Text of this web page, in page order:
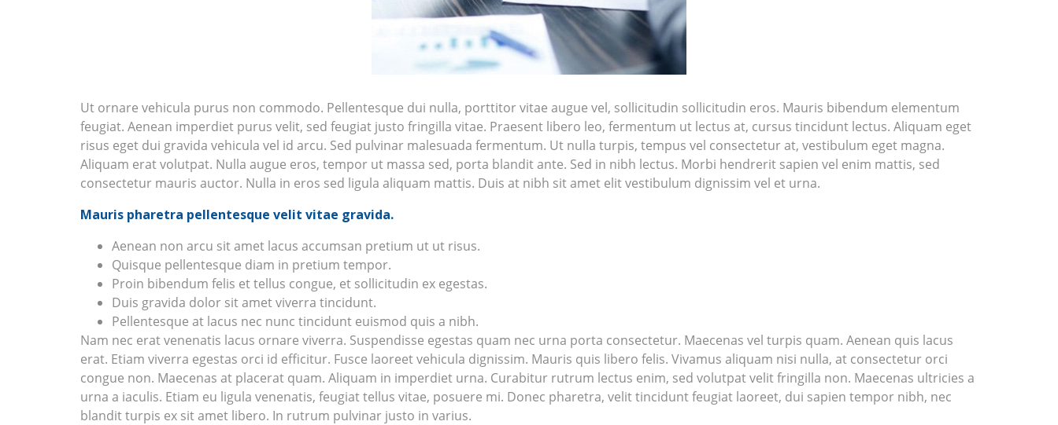
Ut ornare vehicula purus non commodo. Pellentesque dui nulla, porttitor vitae augue vel, sollicitudin sollicitudin eros. Mauris bibendum elementum
feugiat. Aenean imperdiet purus velit, sed feugiat justo fringilla vitae. Praesent libero leo, fermentum ut lectus at, cursus tincidunt lectus. Aliquam eget
risus eget dui gravida vehicula vel id arcu. Sed pulvinar malesuada fermentum. Ut nulla turpis, tempus vel consectetur at, vestibulum eget magna.
Aliquam erat volutpat. Nulla augue eros, tempor ut massa sed, porta blandit ante. Sed in nibh lectus. Morbi hendrerit sapien vel enim mattis, sed
consectetur mauris auctor. Nulla in eros sed ligula aliquam mattis. Duis at nibh sit amet elit vestibulum dignissim vel et urna.
Mauris pharetra pellentesque velit vitae gravida.
Aenean non arcu sit amet lacus accumsan pretium ut ut risus.
Quisque pellentesque diam in pretium tempor.
Proin bibendum felis et tellus congue, et sollicitudin ex egestas.
Duis gravida dolor sit amet viverra tincidunt.
Pellentesque at lacus nec nunc tincidunt euismod quis a nibh.
Nam nec erat venenatis lacus ornare viverra. Suspendisse egestas quam nec urna porta consectetur. Maecenas vel turpis quam. Aenean quis lacus
erat. Etiam viverra egestas orci id efficitur. Fusce laoreet vehicula dignissim. Mauris quis libero felis. Vivamus aliquam nisi nulla, at consectetur orci
congue non. Maecenas at placerat quam. Aliquam in imperdiet urna. Curabitur rutrum lectus enim, sed volutpat velit fringilla non. Maecenas ultricies a
urna a iaculis. Etiam eu ligula venenatis, feugiat tellus vitae, posuere mi. Donec pharetra, velit tincidunt feugiat laoreet, dui sapien tempor nibh, nec
blandit turpis ex sit amet libero. In rutrum pulvinar justo in varius.